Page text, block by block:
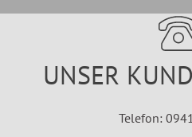
UNSER
Telefon: